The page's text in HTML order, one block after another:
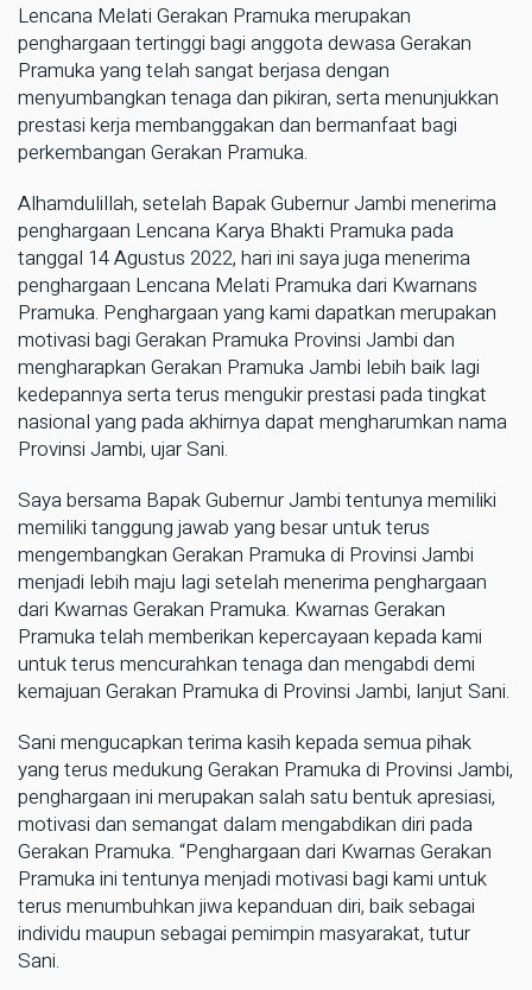
Lencana Melati Gerakan Pramuka merupakan
penghargaan tertinggi bagi anggota dewasa Gerakan
Pramuka yang telah sangat berjasa dengan
menyumbangkan tenaga dan pikiran, serta menunjukkan
prestasi kerja membanggakan dan bermanfaat bagi
perkembangan Gerakan Pramuka.
Alhamdulillah, setelah Bapak Gubernur Jambi menerima
penghargaan Lencana Karya Bhakti Pramuka pada
tanggal 14 Agustus 2022, hari ini saya juga menerima
penghargaan Lencana Melati Pramuka dari Kwarnans
Pramuka. Penghargaan yang kami dapatkan merupakan
motivasi bagi Gerakan Pramuka Provinsi Jambi dan
mengharapkan Gerakan Pramuka Jambi lebih baik lagi
kedepannya serta terus mengukir prestasi pada tingkat
nasional yang pada akhirnya dapat mengharumkan nama
Provinsi Jambi, ujar Sani.
Saya bersama Bapak Gubernur Jambi tentunya memiliki
memiliki tanggung jawab yang besar untuk terus
mengembangkan Gerakan Pramuka di Provinsi Jambi
menjadi lebih maju lagi setelah menerima penghargaan
dari Kwarnas Gerakan Pramuka. Kwarnas Gerakan
Pramuka telah memberikan kepercayaan kepada kami
untuk terus mencurahkan tenaga dan mengabdi demi
kemajuan Gerakan Pramuka di Provinsi Jambi, lanjut Sani.
Sani mengucapkan terima kasih kepada semua pihak
yang terus medukung Gerakan Pramuka di Provinsi Jambi,
penghargaan ini merupakan salah satu bentuk apresiasi,
motivasi dan semangat dalam mengabdikan diri pada
Gerakan Pramuka. “Penghargaan dari Kwarnas Gerakan
Pramuka ini tentunya menjadi motivasi bagi kami untuk
terus menumbuhkan jiwa kepanduan diri, baik sebagai
individu maupun sebagai pemimpin masyarakat, tutur
Sani.